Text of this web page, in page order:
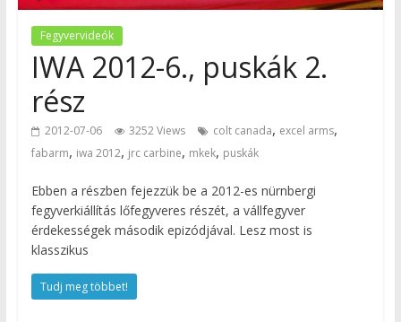
Fegyvervideók
IWA 2012-6., puskák 2.
rész
2012-07-06 3252 Views colt canada, excel arms,
fabarm, iwa 2012, jrc carbine, mkek, puskák
Ebben a részben fejezzük be a 2012-es nürnbergi
fegyverkiállítás lőfegyveres részét, a vállfegyver
érdekességek második epizódjával. Lesz most is
klasszikus
Tudj meg többet!